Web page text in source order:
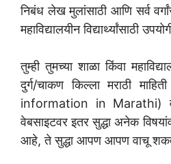
निबंध लेख मुलांसाठी आणि सर्व
महाविद्यालयीन विद्यार्थ्यांसाठी
तुम्ही तुमच्या शाळा किंवा
दुर्ग/चाकण किल्ला मराठी
information in Marathi)
वेबसाइटवर इतर सुद्धा अनेक
आहे, ते सुद्धा आपण आपण वाचू